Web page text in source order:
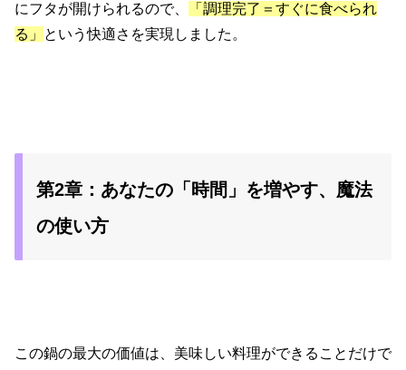
にフタが開けられるので、
「調理完了＝すぐに食べられ
る」
という快適さを実現しました。
第2章：あなたの「時間」を増やす、魔法
の使い方
この鍋の最大の価値は、美味しい料理ができることだけで